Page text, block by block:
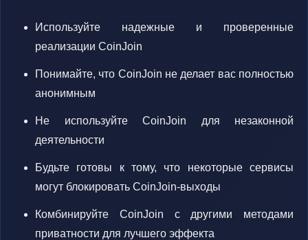
Используйте надежные и проверенные
реализации CoinJoin
Понимайте, что CoinJoin не делает вас полностью
анонимным
Не используйте CoinJoin для незаконной
деятельности
Будьте готовы к тому, что некоторые сервисы
могут блокировать CoinJoin-выходы
Комбинируйте CoinJoin с другими методами
приватности для лучшего эффекта